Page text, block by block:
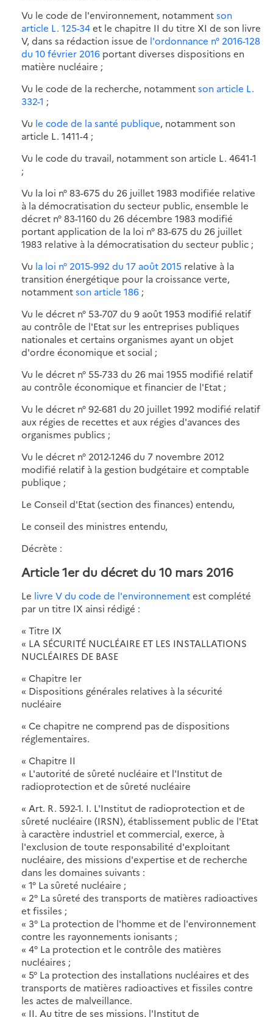
Vu le code de l'environnement, notammentson
article L. 125-34et le chapitre II du titre XI de son livre
V, dans sa rédaction issue de l'ordonnance n° 2016-128
du 10 février 2016 portant diverses dispositions en
matière nucléaire ;
Vu le code de la recherche, notammentson article L.
332-1 ;
Vu le code de la santé publique, notamment son
article L. 1411-4 ;
Vu le code du travail, notamment son article L. 4641-1
;
Vu la loi n° 83-675 du 26 juillet 1983 modifiée relative
à la démocratisation du secteur public, ensemble le
décret n° 83-1160 du 26 décembre 1983 modifié
portant application de la loi n° 83-675 du 26 juillet
1983 relative à la démocratisation du secteur public ;
Vu la loi n° 2015-992 du 17 août 2015 relative à la
transition énergétique pour la croissance verte,
notammentson article 186 ;
Vu le décret n° 53-707 du 9 août 1953 modifié relatif
au contrôle de l'Etat sur les entreprises publiques
nationales et certains organismes ayant un objet
d'ordre économique et social ;
Vu le décret n° 55-733 du 26 mai 1955 modifié relatif
au contrôle économique et financier de l'Etat ;
Vu le décret n° 92-681 du 20 juillet 1992 modifié relatif
aux régies de recettes et aux régies d'avances des
organismes publics ;
Vu le décret n° 2012-1246 du 7 novembre 2012
modifié relatif à la gestion budgétaire et comptable
publique ;
Le Conseil d'Etat (section des finances) entendu,
Le conseil des ministres entendu,
Décrète :
Article 1er du décret du 10 mars 2016
Le livre V du code de l'environnementest complété
par un titre IX ainsi rédigé :
« Titre IX
« LA SÉCURITÉ NUCLÉAIRE ET LES INSTALLATIONS
NUCLÉAIRES DE BASE
« Chapitre Ier
« Dispositions générales relatives à la sécurité
nucléaire
« Ce chapitre ne comprend pas de dispositions
réglementaires.
« Chapitre II
« L'autorité de sûreté nucléaire et l'Institut de
radioprotection et de sûreté nucléaire
« Art. R. 592-1. I. L'Institut de radioprotection et de
sûreté nucléaire (IRSN), établissement public de l'Etat
à caractère industriel et commercial, exerce, à
l'exclusion de toute responsabilité d'exploitant
nucléaire, des missions d'expertise et de recherche
dans les domaines suivants :
« 1° La sûreté nucléaire ;
« 2° La sûreté des transports de matières radioactives
et fissiles ;
« 3° La protection de l'homme et de l'environnement
contre les rayonnements ionisants ;
« 4° La protection et le contrôle des matières
nucléaires ;
« 5° La protection des installations nucléaires et des
transports de matières radioactives et fissiles contre
les actes de malveillance.
« II. Au titre de ses missions, l'Institut de